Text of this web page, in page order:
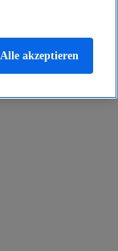
Alle akzeptieren